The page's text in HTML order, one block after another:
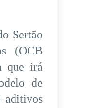
Sertão
(OCB
que irá
de
aditivos